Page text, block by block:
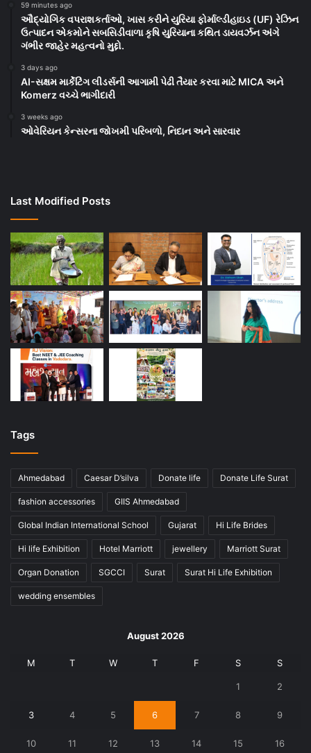
59 minutes ago
ઔદ્યોગિક વપરાશકર્તાઓ, ખાસ કરીને યુરિયા ફોર્માલ્ડીહાઇડ (UF) રેઝિન
ઉત્પાદન એકમોને સબસિડીવાળા કૃષિ યુરિયાના કથિત ડાયવર્ઝન અંગે
ગંભીર જાહેર મહત્વનો મુદ્દો.
3 days ago
AI-સક્ષમ માર્કેટિંગ લીડર્સની આગામી પેઢી તૈયાર કરવા માટે MICA અને
Komerz વચ્ચે ભાગીદારી
3 weeks ago
ઓવેરિયન કેન્સરના જોખમી પરિબળો, નિદાન અને સારવાર
Last Modified Posts
Tags
Ahmedabad Caesar D’silva Donate life Donate Life Surat
fashion accessories GIIS Ahmedabad
Global Indian International School Gujarat Hi Life Brides
Hi life Exhibition Hotel Marriott jewellery Marriott Surat
Organ Donation SGCCI Surat Surat Hi Life Exhibition
wedding ensembles
August 2026
M T W T F S S
1 2
3 4 5 6 7 8 9
10 11 12 13 14 15 16